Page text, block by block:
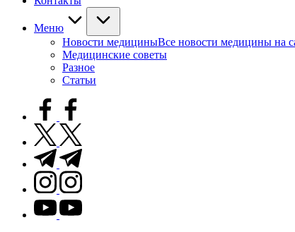
Меню
Новости медициныВсе новости медицины на
Медицинские советы
Разное
Статьи
facebook.com
twitter.com
t.me
instagram.com
youtube.com